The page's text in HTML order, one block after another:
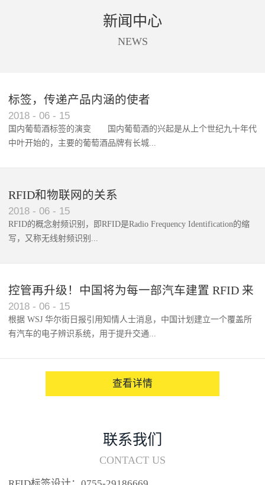
新闻中心
NEWS
标签，传递产品内涵的使者
2018 - 06 - 15
国内葡萄酒标签的演变 国内葡萄酒的兴起是从上个世纪九十年代
中叶开始的，主要的葡萄酒品牌有长城...
RFID和物联网的关系
2018 - 06 - 15
RFID的概念射频识别，即RFID是Radio Frequency Identification的缩
写，又称无线射频识别...
控管再升级！中国将为每一部汽车建置 RFID 来
架构辨识系统
2018 - 06 - 15
根据 WSJ 华尔街日报引用知情人士消息，中国计划建立一个覆盖所
有汽车的电子辨识系统，用于提升交通...
查看详情
联系我们
CONTACT US